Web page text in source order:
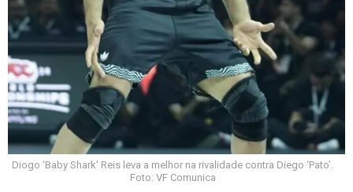
Diogo ‘Baby Shark’ Reis leva a melhor na rivalidade contra Diego ‘Pato’.
Foto: VF Comunica